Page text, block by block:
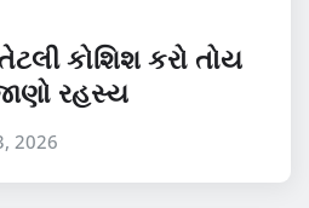
કોશિશ કરો તોય
રહસ્ય
2026